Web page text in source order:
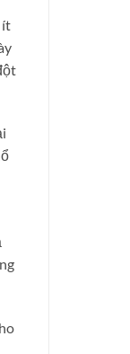
ít